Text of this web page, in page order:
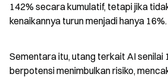
142% secara kumulatif, tetapi jika
kenaikannya turun menjadi hanya 16%.
Sementara itu, utang terkait AI senilai
berpotensi menimbulkan risiko,